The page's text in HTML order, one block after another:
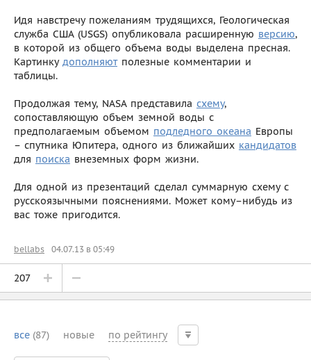
Идя навстречу пожеланиям трудящихся, Геологическая
служба США (USGS) опубликовала расширенную версию,
в которой из общего объема воды выделена пресная.
Картинку дополняютполезные комментарии и
таблицы.
Продолжая тему, NASA представила схему,
сопоставляющую объем земной воды с
предполагаемым объемом подледного океана Европы
– спутника Юпитера, одного из ближайших кандидатов
для поиска внеземных форм жизни.
Для одной из презентаций сделал суммарную схему с
русскоязычными пояснениями. Может кому–нибудь из
вас тоже пригодится.
bellabs 04.07.13 в 05:49
207
все (87) новые по рейтингу